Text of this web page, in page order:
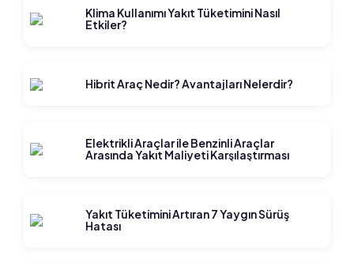
Klima Kullanımı Yakıt Tüketimini Nasıl
Etkiler?
Hibrit Araç Nedir? Avantajları Nelerdir?
Elektrikli Araçlar ile Benzinli Araçlar
Arasında Yakıt Maliyeti Karşılaştırması
Yakıt Tüketimini Artıran 7 Yaygın Sürüş
Hatası